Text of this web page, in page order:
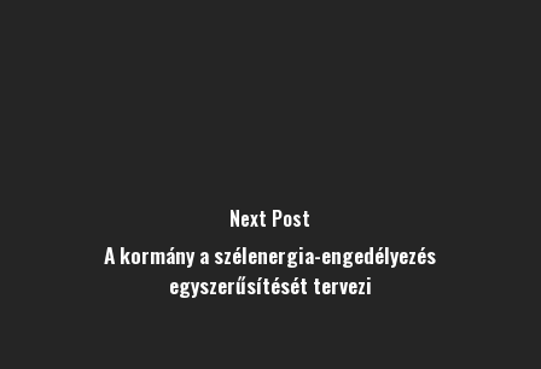
Next Post
A kormány a szélenergia-engedélyezés
egyszerűsítését tervezi